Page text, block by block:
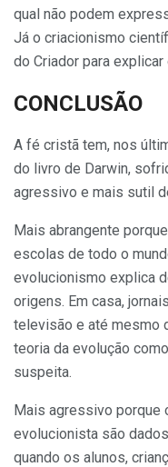
qual não podem
Já o criacionismo
do Criador para
CONCLUSÃO
A fé cristã tem, nos
do livro de Darwin,
agressivo e mais sutil
Mais abrangente
escolas de todo o
evolucionismo explica
origens. Em casa,
televisão e até mesmo
teoria da evolução
suspeita.
Mais agressivo porque
evolucionista são
quando os alunos,